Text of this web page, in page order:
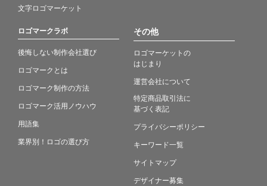
文字ロゴマーケット
ロゴマークラボ
後悔しない制作会社選び
ロゴマークとは
ロゴマーク制作の方法
ロゴマーク活用ノウハウ
用語集
業界別！ロゴの選び方
その他
ロゴマーケットの
はじまり
運営会社について
特定商品取引法に
基づく表記
プライバシーポリシー
キーワード一覧
サイトマップ
デザイナー募集